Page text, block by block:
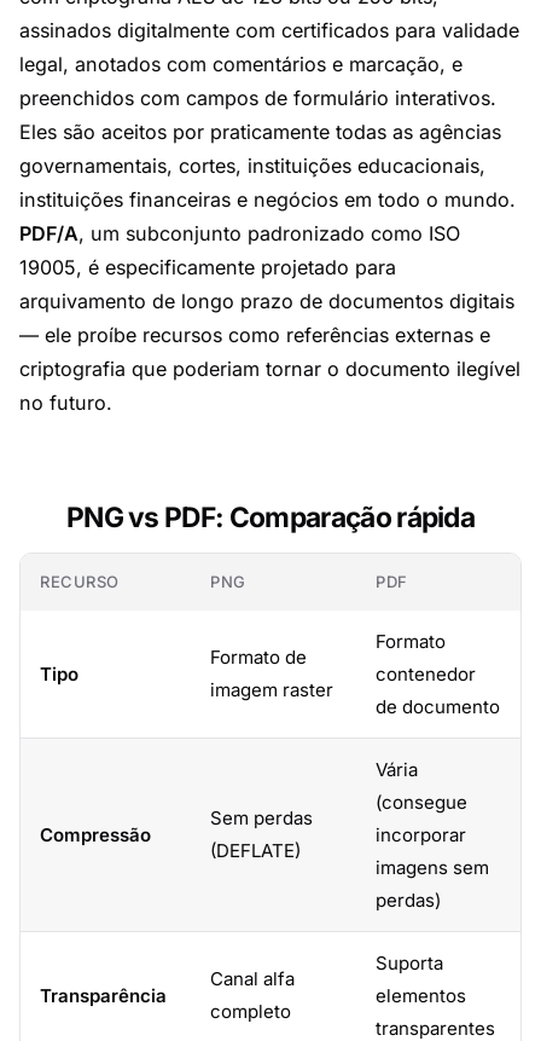
assinados digitalmente com certificados para validade
legal, anotados com comentários e marcação, e
preenchidos com campos de formulário interativos.
Eles são aceitos por praticamente todas as agências
governamentais, cortes, instituições educacionais,
instituições financeiras e negócios em todo o mundo.
PDF/A, um subconjunto padronizado como ISO
19005, é especificamente projetado para
arquivamento de longo prazo de documentos digitais
— ele proíbe recursos como referências externas e
criptografia que poderiam tornar o documento ilegível
no futuro.
PNG vs PDF: Comparação rápida
RECURSO PNG PDF
Tipo
Formato de
imagem raster
Formato
contenedor
de documento
Compressão
Sem perdas
(DEFLATE)
Vária
(consegue
incorporar
imagens sem
perdas)
Transparência
Canal alfa
completo
Suporta
elementos
transparentes